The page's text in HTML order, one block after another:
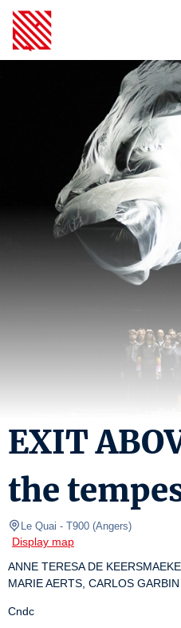
EXIT
the
Le Quai - T900 (Angers)
Display map
ANNE TERESA DE
MARIE AERTS, CARLOS GARBIN
Cndc